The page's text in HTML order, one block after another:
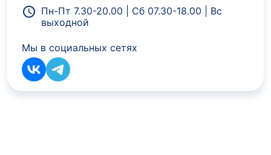
Пн-Пт 7.30-20.00 | Сб 07.30-18.00 | Вс
выходной
Мы в социальных сетях